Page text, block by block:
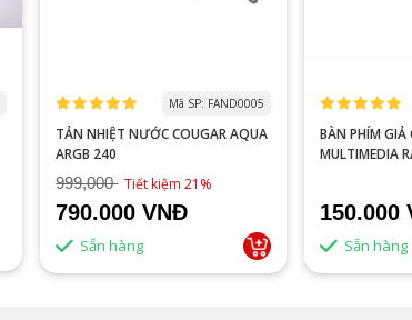
Mã SP: FAND0005
TẢN NHIỆT NƯỚC COUGAR AQUA
ARGB 240
999,000 Tiết kiệm 21%
790.000 VNĐ
Sẵn hàng
BÀN PHÍM GIẢ CƠ
MULTIMEDIA
150.000
Sẵn hàng